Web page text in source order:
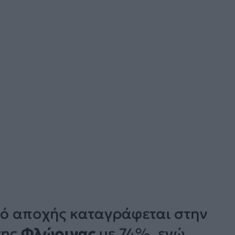
αποχής καταγράφεται στην